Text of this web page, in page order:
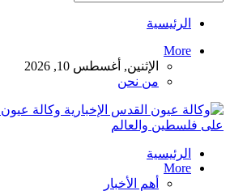
الرئيسية
More
الإثنين, أغسطس 10, 2026
من نحن
وكالة
على فلسطين والعالم
الرئيسية
More
أهم الأخبار